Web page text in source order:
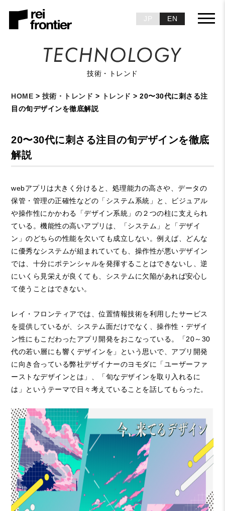
JP EN
技術・トレンド
HOME > 技術・トレンド > トレンド > 20〜30代に刺さる注
目の旬デザインを徹底解説
20〜30代に刺さる注目の旬デザインを徹底
解説
webアプリは大きく分けると、処理能力の高さや、データの
保管・管理の正確性などの「システム系統」と、ビジュアル
や操作性にかかわる「デザイン系統」の２つの柱に支えられ
ている。機能性の高いアプリは、「システム」と「デザイ
ン」のどちらの性能を欠いても成立しない。例えば、どんな
に優秀なシステムが組まれていても、操作性が悪いデザイン
では、十分にポテンシャルを発揮することはできないし、逆
にいくら見栄えが良くても、システムに欠陥があれば安心し
て使うことはできない。
レイ・フロンティアでは、位置情報技術を利用したサービス
を提供しているが、システム面だけでなく、操作性・デザイ
ン性にもこだわったアプリ開発をおこなっている。「20～ 30
代の若い層にも響くデザインを」という思いで、アプリ開発
に向き合っている弊社デザイナーのヨモダに「ユーザーファ
ーストなデザインとは」、「旬なデザインを取り入れるに
は」というテーマで日々考えていることを話してもらった。